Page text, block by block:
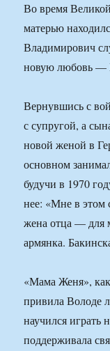
Во время
матерью
Владимирович
новую любовь —
Вернувшись с
с супругой, а
новой женой в
основном
будучи в 1970
нее: «Мне в этом
жена отца — для
армянка.
«Мама Женя»,
привила Володе
научился играть
поддерживала